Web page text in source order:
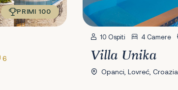
PRIMI 100
6
10 Ospiti 4 Camere
Villa Unika
Opanci, Lovreć, Croazia